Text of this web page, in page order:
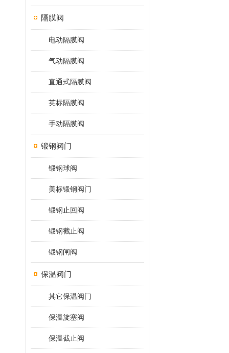
隔膜阀
电动隔膜阀
气动隔膜阀
直通式隔膜阀
英标隔膜阀
手动隔膜阀
锻钢阀门
锻钢球阀
美标锻钢阀门
锻钢止回阀
锻钢截止阀
锻钢闸阀
保温阀门
其它保温阀门
保温旋塞阀
保温截止阀